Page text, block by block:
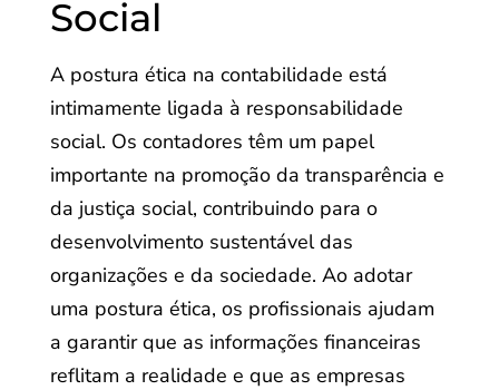
Social
A postura ética na contabilidade está
intimamente ligada à responsabilidade
social. Os contadores têm um papel
importante na promoção da transparência e
da justiça social, contribuindo para o
desenvolvimento sustentável das
organizações e da sociedade. Ao adotar
uma postura ética, os profissionais ajudam
a garantir que as informações financeiras
reflitam a realidade e que as empresas